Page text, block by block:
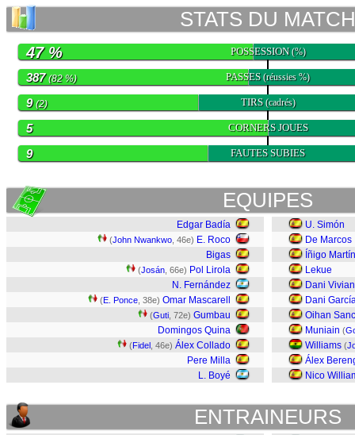
STATS DU MATCH
POSSESSION(%)
47 %
PASSES(réussies %)
387(82 %)
TIRS(cadrés)
9(2)
CORNERS JOUES
5
FAUTES SUBIES
9
EQUIPES
Edgar Badía
(John Nwankwo , 46e) E. Roco
Bigas
(Josán , 66e) Pol Lirola
N. Fernández
(E. Ponce , 38e) Omar Mascarell
(Guti , 72e) Gumbau
Domingos Quina
(Fidel , 46e) Álex Collado
Pere Milla
L. Boyé
U. Simón
De Marcos
Íñigo
Lekue
Dani Vivian
Dani
Oihan
Muniain (
Williams (
Álex
Nico
ENTRAINEURS